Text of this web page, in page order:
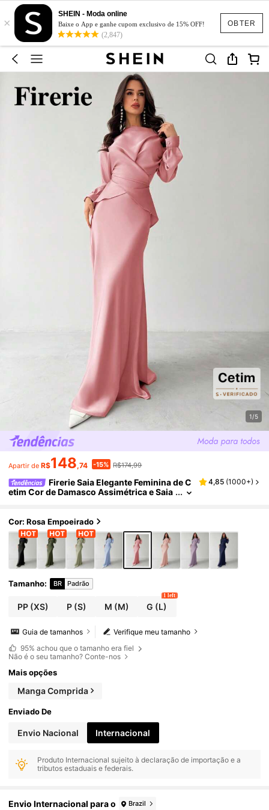
OBTER
×
SHEIN - Moda online
Baixe o App e ganhe cupom exclusivo de 15% OFF!
(2,847)
1/5
Apartir de R$148,74 -15% R$174,99
Firerie Saia Elegante Feminina de C
etim Cor de Damasco Assimétrica e Saia
4,85 (1000+)
Cor: Rosa Empoeirado
Tamanho: BR Padrão
PP(XS) P(S) M (M) G (L)
1 left
Verifique meu tamanho
Guia de tamanhos
95% achou que o tamanho era fiel
Não é o seu tamanho? Conte-nos
Mais opções
Manga Comprida
Enviado De
Envio Nacional Internacional
Produto Internacional sujeito à declaração de importação e a
tributos estaduais e federais.
Envio Internacional para o Brazil